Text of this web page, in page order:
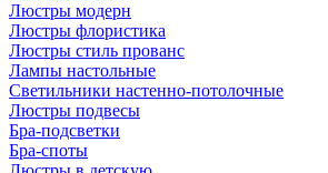
Люстры модерн
Люстры флористика
Люстры стиль прованс
Лампы настольные
Светильники настенно-потолочные
Люстры подвесы
Бра-подсветки
Бра-споты